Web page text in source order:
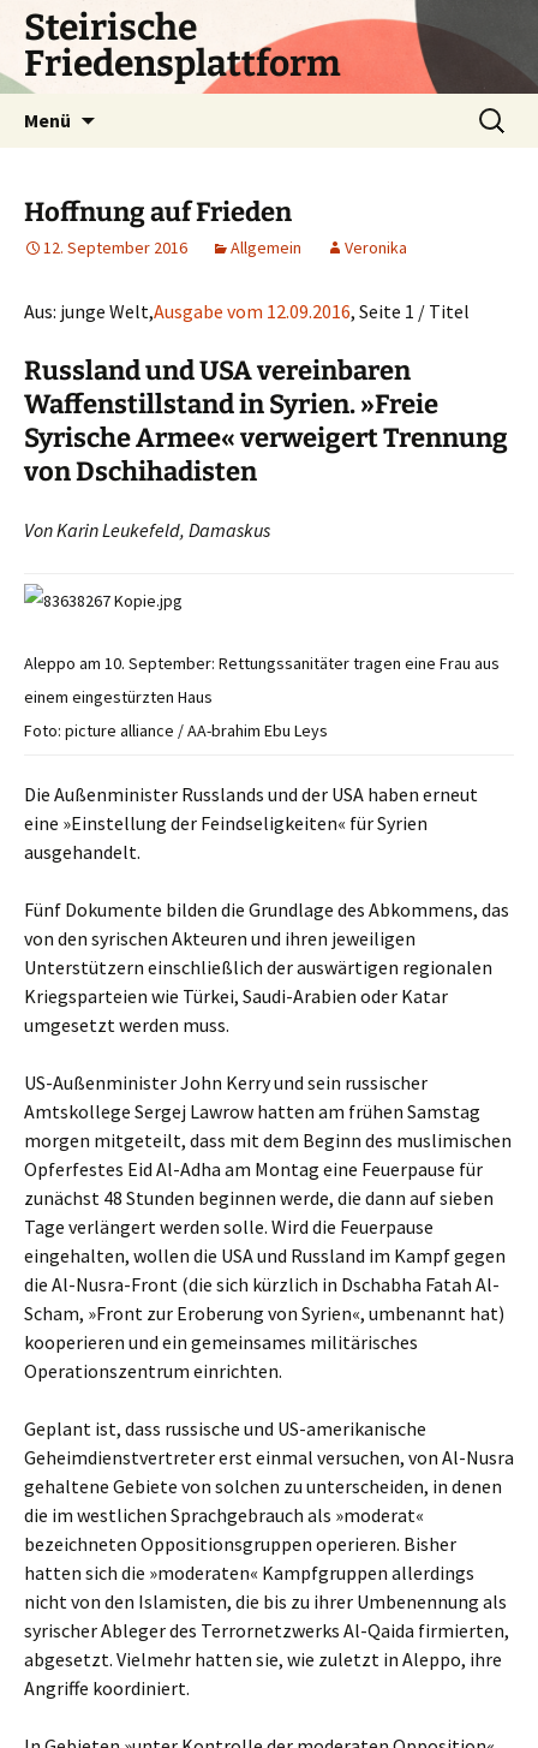
Zum
Inhalt
springen
Steirische
Friedensplattform
Menü
Suchen
nach:
Hoffnung auf Frieden
12. September 2016 Allgemein Veronika
Aus: junge Welt,Ausgabe vom 12.09.2016, Seite 1 / Titel
Russland und USA vereinbaren
Waffenstillstand in Syrien. »Freie
Syrische Armee« verweigert Trennung
von Dschihadisten
Von Karin Leukefeld, Damaskus
Aleppo am 10. September: Rettungssanitäter tragen eine Frau aus
einem eingestürzten Haus
Foto: picture alliance / AA-brahim Ebu Leys
Die Außenminister Russlands und der USA haben erneut
eine »Einstellung der Feindseligkeiten« für Syrien
ausgehandelt.
Fünf Dokumente bilden die Grundlage des Abkommens, das
von den syrischen Akteuren und ihren jeweiligen
Unterstützern einschließlich der auswärtigen regionalen
Kriegsparteien wie Türkei, Saudi-Arabien oder Katar
umgesetzt werden muss.
US-Außenminister John Kerry und sein russischer
Amtskollege Sergej Lawrow hatten am frühen Samstag
morgen mitgeteilt, dass mit dem Beginn des muslimischen
Opferfestes Eid Al-Adha am Montag eine Feuerpause für
zunächst 48 Stunden beginnen werde, die dann auf sieben
Tage verlängert werden solle. Wird die Feuerpause
eingehalten, wollen die USA und Russland im Kampf gegen
die Al-Nusra-Front (die sich kürzlich in Dschabha Fatah Al-
Scham, »Front zur Eroberung von Syrien«, umbenannt hat)
kooperieren und ein gemeinsames militärisches
Operationszentrum einrichten.
Geplant ist, dass russische und US-amerikanische
Geheimdienstvertreter erst einmal versuchen, von Al-Nusra
gehaltene Gebiete von solchen zu unterscheiden, in denen
die im westlichen Sprachgebrauch als »moderat«
bezeichneten Oppositionsgruppen operieren. Bisher
hatten sich die »moderaten« Kampfgruppen allerdings
nicht von den Islamisten, die bis zu ihrer Umbenennung als
syrischer Ableger des Terrornetzwerks Al-Qaida firmierten,
abgesetzt. Vielmehr hatten sie, wie zuletzt in Aleppo, ihre
Angriffe koordiniert.